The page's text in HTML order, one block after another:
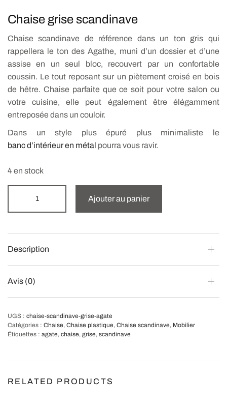
Chaise grise scandinave
Chaise scandinave de référence dans un ton gris qui
rappellera le ton des Agathe, muni d’un dossier et d’une
assise en un seul bloc, recouvert par un confortable
coussin. Le tout reposant sur un piètement croisé en bois
de hêtre. Chaise parfaite que ce soit pour votre salon ou
votre cuisine, elle peut également être élégamment
entreposée dans un couloir.
Dans un style plus épuré plus minimaliste le
banc d’intérieur en métal pourra vous ravir.
4 en stock
Ajouter au panier
Description
Avis (0)
UGS : chaise-scandinave-grise-agate
Catégories : Chaise, Chaise plastique, Chaise scandinave, Mobilier
Étiquettes : agate, chaise, grise, scandinave
RELATED PRODUCTS